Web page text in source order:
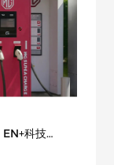
EN+科技